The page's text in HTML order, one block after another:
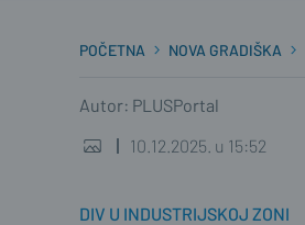
POČETNA NOVA GRADIŠKA
Autor: PLUSPortal
10.12.2025. u 15:52
DIV U INDUSTRIJSKOJ ZONI